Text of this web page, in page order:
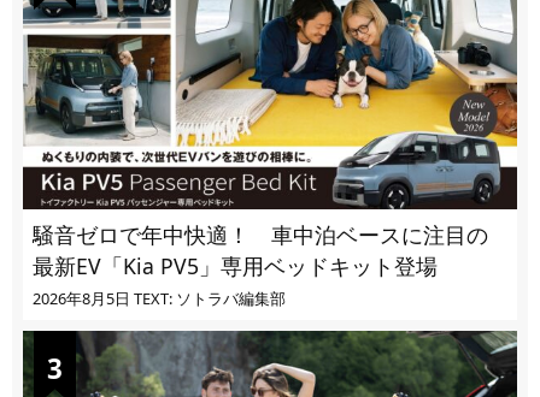
騒音ゼロで年中快適！ 車中泊ベースに注目の
最新EV「Kia PV5」専用ベッドキット登場
2026年8月5日 TEXT: ソトラバ編集部